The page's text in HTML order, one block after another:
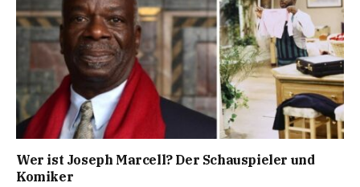
Wer ist Joseph Marcell? Der Schauspieler und
Komiker